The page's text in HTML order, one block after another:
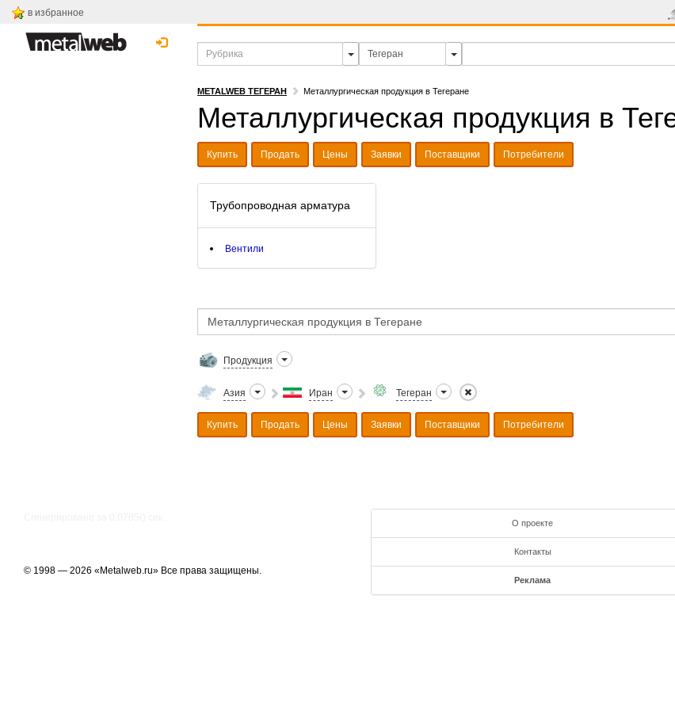
в избранное
METALWEB ТЕГЕРАН Металлургическая продукция в Тегеране
Металлургическая продукция в
Купить Продать Цены Заявки Поставщики Потребители
Трубопроводная арматура
Вентили
Продукция
Азия Иран Тегеран
Купить Продать Цены Заявки Поставщики Потребители
© 1998 — 2026 «Metalweb.ru» Все права защищены.
О проекте
Контакты
Реклама